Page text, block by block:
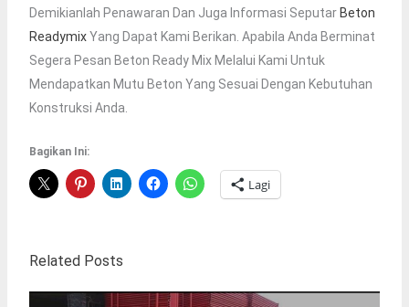
Demikianlah Penawaran Dan Juga Informasi Seputar Beton
ReadymixYang Dapat Kami Berikan. Apabila Anda Berminat
Segera Pesan Beton Ready Mix Melalui Kami Untuk
Mendapatkan Mutu Beton Yang Sesuai Dengan Kebutuhan
Konstruksi Anda.
Bagikan Ini:
Lagi
Related Posts